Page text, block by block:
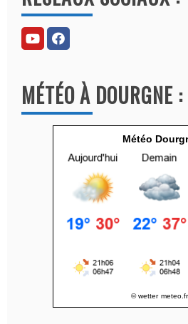
e
r
n
t
i
MÉTÉO À DOURGNE :
Météo
© wetter meteo.fr